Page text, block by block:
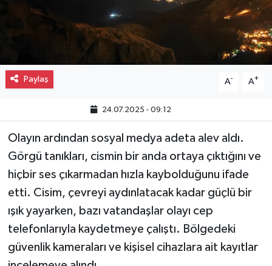
Paylaş A- A+
24.07.2025 - 09:12
Olayın ardından sosyal medya adeta alev aldı.
Görgü tanıkları, cismin bir anda ortaya çıktığını ve
hiçbir ses çıkarmadan hızla kaybolduğunu ifade
etti. Cisim, çevreyi aydınlatacak kadar güçlü bir
ışık yayarken, bazı vatandaşlar olayı cep
telefonlarıyla kaydetmeye çalıştı. Bölgedeki
güvenlik kameraları ve kişisel cihazlara ait kayıtlar